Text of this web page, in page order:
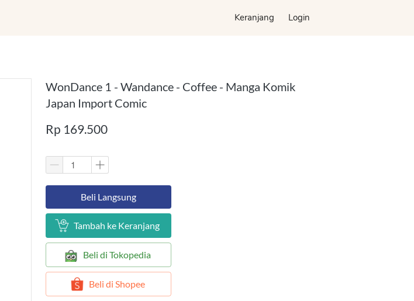
Keranjang Login
Keranjang Login
WonDance 1 - Wandance - Coffee - Manga Komik
Japan Import Comic
Rp 169.500
`Beli Langsung
` Tambah ke Keranjang
` Beli di Tokopedia
` Beli di Shopee